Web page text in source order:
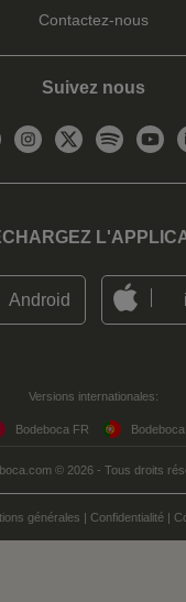
Contactez-nous
Suivez nous
Android
Versions internationales:
Bodeboca FR
© 2026 - Tous droits
générales | Confidentialité |